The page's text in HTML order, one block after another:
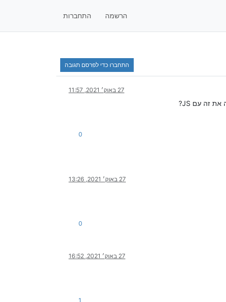
הרשמה התחברות
התחברו כדי לפרסם תגובה
27 באוק׳ 2021, 11:57
0
27 באוק׳ 2021, 13:26
0
27 באוק׳ 2021, 16:52
1